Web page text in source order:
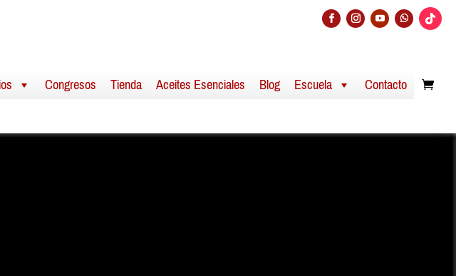
Congresos Tienda Aceites Esenciales Blog Escuela Contacto